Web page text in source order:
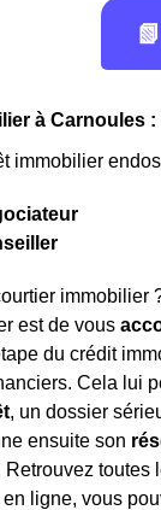
à Carnoules
immobilier
immobilier
est de vous
du crédit
Cela lui
, un dossier
ensuite son
Retrouvez
ligne, vous